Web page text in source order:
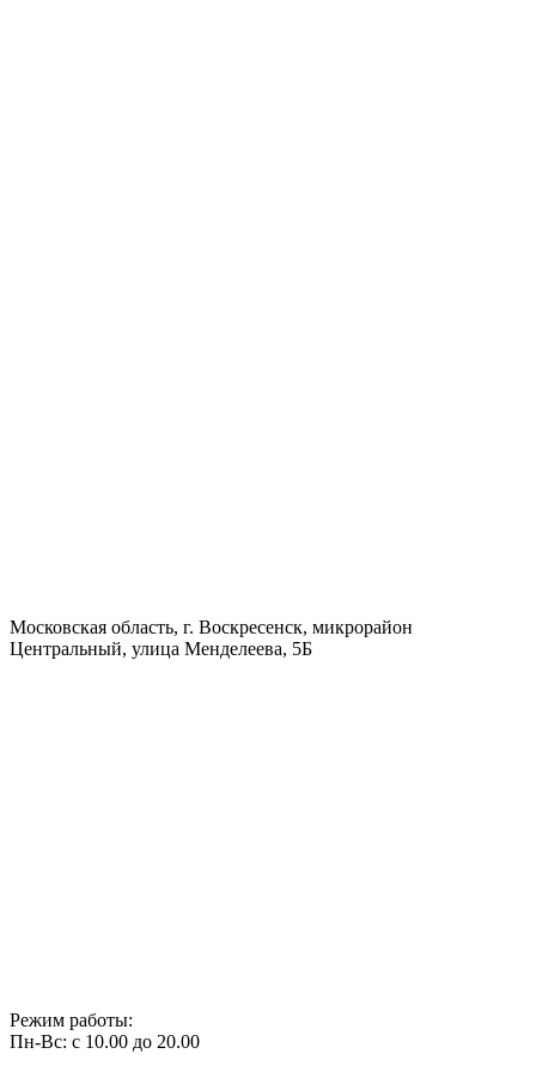
Московская область, г. Воскресенск, микрорайон
Центральный, улица Менделеева, 5Б
Режим работы:
Пн-Вс: с 10.00 до 20.00